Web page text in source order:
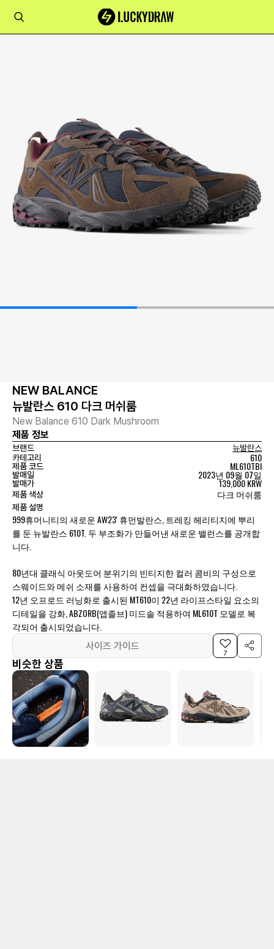
NEW BALANCE
뉴발란스 610 다크 머쉬룸
New Balance 610 Dark Mushroom
제품 정보
브랜드
뉴발란스
카테고리
610
제품 코드 ML610TBI
발매일 2023년 09월 07일
발매가 139,000 KRW
제품 색상 다크 머쉬룸
제품 설명
999휴머니티의 새로운 AW23' 휴먼발란스, 트레킹 헤리티지에 뿌리
를 둔 뉴발란스 610T. 두 부조화가 만들어낸 새로운 밸런스를 공개합
니다.
80년대 클래식 아웃도어 분위기의 빈티지한 컬러 콤비의 구성으로
스웨이드와 메쉬 소재를 사용하여 컨셉을 극대화하였습니다.
12년 오프로드 러닝화로 출시된 MT610이 22년 라이프스타일 요소의
디테일을 강화, ABZORB(앱졸브) 미드솔 적용하여 ML610T 모델로 복
각되어 출시되었습니다.
사이즈 가이드
7
비슷한 상품